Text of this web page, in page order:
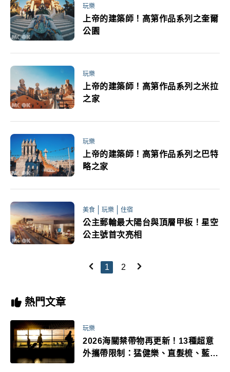
玩樂
上帝的建築師！高第作品系列之奎爾
公園
玩樂
上帝的建築師！高第作品系列之米拉
之家
玩樂
上帝的建築師！高第作品系列之巴特
略之家
美食 玩樂 住宿
公主郵輪最大陽台與頂層甲板！星空
公主號首次亮相
1 2
熱門文章
玩樂
2026海關禁帶物再更新！13種超意
外攜帶限制：猛健樂、直髮梳、藍牙